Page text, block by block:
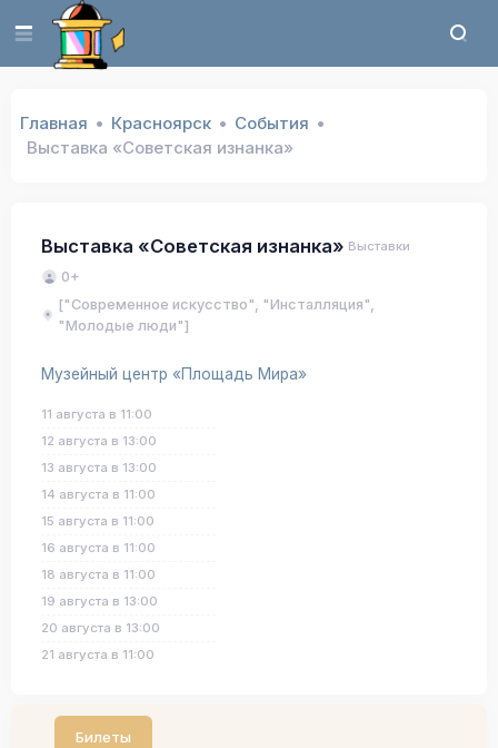
Главная Красноярск
События
Выставка «Советская изнанка»
Выставка «Советская изнанка» Выставки
0+
["Современное искусство", "Инсталляция",
"Молодые люди"]
Музейный центр «Площадь Мира»
11 августа в 11:00
12 августа в 13:00
13 августа в 13:00
14 августа в 11:00
15 августа в 11:00
16 августа в 11:00
18 августа в 11:00
19 августа в 13:00
20 августа в 13:00
21 августа в 11:00
Билеты